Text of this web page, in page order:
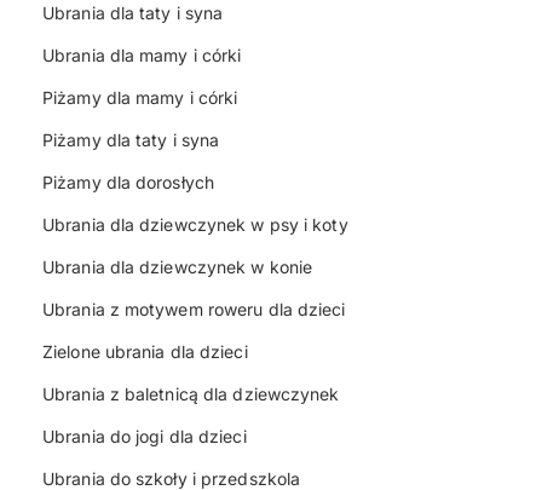
Ubrania dla taty i syna
Ubrania dla mamy i córki
Piżamy dla mamy i córki
Piżamy dla taty i syna
Piżamy dla dorosłych
Ubrania dla dziewczynek w psy i koty
Ubrania dla dziewczynek w konie
Ubrania z motywem roweru dla dzieci
Zielone ubrania dla dzieci
Ubrania z baletnicą dla dziewczynek
Ubrania do jogi dla dzieci
Ubrania do szkoły i przedszkola